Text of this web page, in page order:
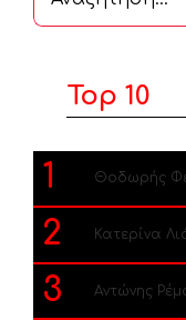
...
Top 10
1 Θοδωρής
2 Κατερίνα
3 Αντώνης